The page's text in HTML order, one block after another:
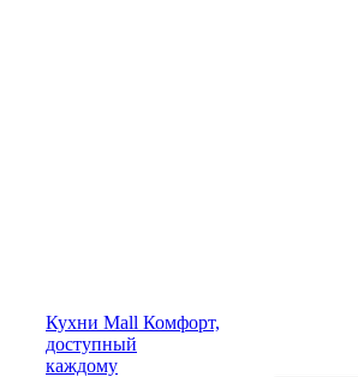
Кухни Mall Комфорт,
доступный
каждому